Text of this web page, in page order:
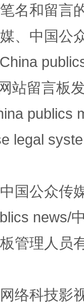
如何以
名和留言
、中国公
站留言板
publics
legal
国公众传
news/
管理人员
络科技影